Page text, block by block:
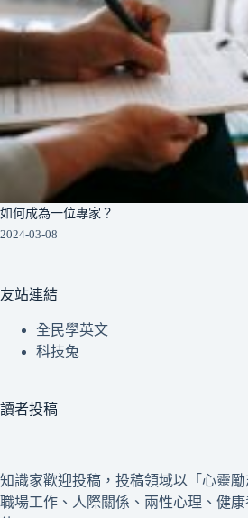
如何成為一位專家？
2024-03-08
友站連結
全民學英文
科技兔
讀者投稿
知識家歡迎投稿，投稿領域以「心靈勵
職場工作、人際關係、兩性心理、健